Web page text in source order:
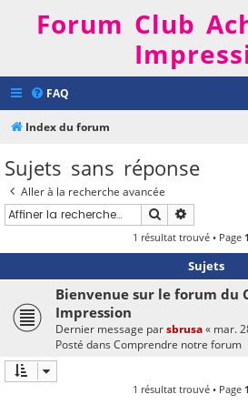
Forum Club
FAQ
Index du forum
Sujets sans réponse
Aller à la recherche avancée
Rechercher
1 résultat trouvé • Page 1
Sujets
Bienvenue sur le forum du
Impression
Dernier message parsbrusa« mar.
Posté dans Comprendre notre forum
1 résultat trouvé • Page 1